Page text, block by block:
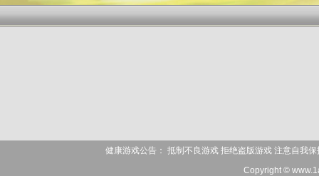
健康游戏公告： 抵制不良游戏 拒绝盗版游戏 注意自我
Copyright ©